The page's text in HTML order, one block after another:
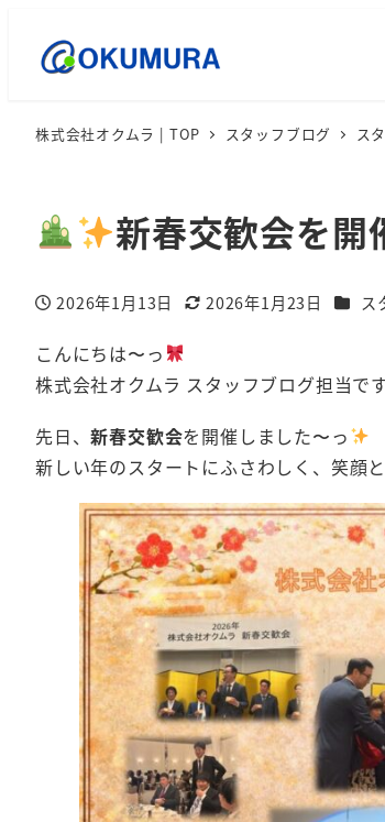
株式会社オクムラ | TOP スタッフブログ ス
新春交歓会を開
投稿日
2026年1月13日
更新日
2026年1月23日 カテス
こんにちは〜っ
株式会社オクムラ スタッフブログ担当で
先日、新春交歓会を開催しました〜っ
新しい年のスタートにふさわしく、笑顔